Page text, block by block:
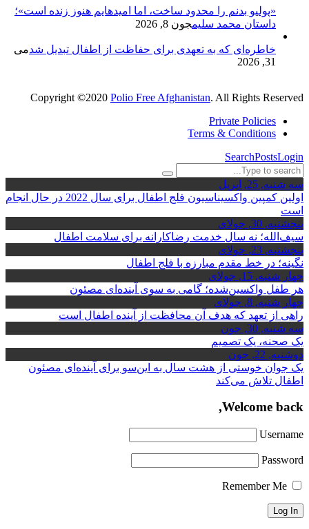
«پولیو بدنم را محدود ساخت، اما امیدهایم هنوز زنده است»؛
داستان محمد سلیمجون 8, 2026
خاطره‌ای که به تعهدی برای حفاظت از اطفال تبدیل شدمی
31, 2026
Copyright ©2020 Polio Free Afghanistan. All Rights Reserved
Private Policies
Terms & Conditions
SearchPostsLogin
سه شنبه, 25, اِپریل
اولین کمپین واکسیناسیون فلج اطفال برای سال 2022 در حال انجام
است
پنجشنبه, 30, جولای
سیف‌الله؛ نه سال خدمت رضاکارانه برای سلامت اطفال
پنجشنبه, 23, جولای
نگینه؛ در خط مقدم مبارزه با فلج اطفال
چهار شنبه, 15, جولای
هر طفل واکسین‌شده؛ گامی به سوی آینده‌ای مصئون
چهار شنبه, 8, جولای
راهی از تعهد که هدف آن محافظت از آینده اطفال است
سه شنبه, 30, جون
یک صحنه، یک تصمیم
دوشنبه, 22, جون
یک جوان خوستی از هشت سال به این‌سو برای آینده‌ای مصئون
اطفال تلاش می‌کند
Welcome back,
Username
Password